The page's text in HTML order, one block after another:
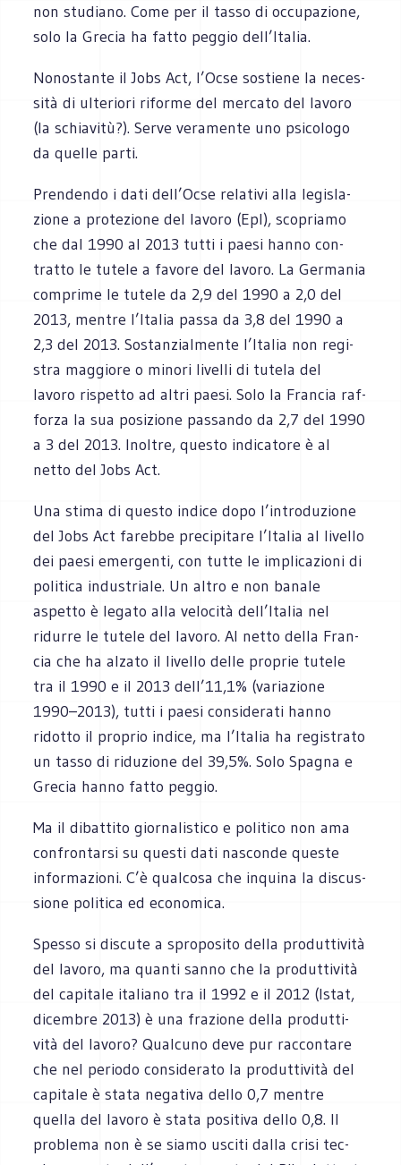
non stu­diano. Come per il tasso di occu­pa­zione,
solo la Gre­cia ha fatto peg­gio dell’Italia.
Nono­stante il Jobs Act, l’Ocse sostiene la neces­
sità di ulte­riori riforme del mer­cato del lavoro
(la schia­vitù?). Serve vera­mente uno psi­co­logo
da quelle parti.
Pren­dendo i dati dell’Ocse rela­tivi alla legi­sla­
zione a pro­te­zione del lavoro (Epl), sco­priamo
che dal 1990 al 2013 tutti i paesi hanno con­
tratto le tutele a favore del lavoro. La Ger­ma­nia
com­prime le tutele da 2,9 del 1990 a 2,0 del
2013, men­tre l’Italia passa da 3,8 del 1990 a
2,3 del 2013. Sostan­zial­mente l’Italia non regi­
stra mag­giore o minori livelli di tutela del
lavoro rispetto ad altri paesi. Solo la Fran­cia raf­
forza la sua posi­zione pas­sando da 2,7 del 1990
a 3 del 2013. Inol­tre, que­sto indi­ca­tore è al
netto del Jobs Act.
Una stima di que­sto indice dopo l’introduzione
del Jobs Act farebbe pre­ci­pi­tare l’Italia al livello
dei paesi emer­genti, con tutte le impli­ca­zioni di
poli­tica indu­striale. Un altro e non banale
aspetto è legato alla velo­cità dell’Italia nel
ridurre le tutele del lavoro. Al netto della Fran­
cia che ha alzato il livello delle pro­prie tutele
tra il 1990 e il 2013 dell’11,1% (varia­zione
1990–2013), tutti i paesi con­si­de­rati hanno
ridotto il pro­prio indice, ma l’Italia ha regi­strato
un tasso di ridu­zione del 39,5%. Solo Spa­gna e
Gre­cia hanno fatto peg­gio.
Ma il dibat­tito gior­na­li­stico e poli­tico non ama
con­fron­tarsi su que­sti dati nasconde que­ste
infor­ma­zioni. C’è qual­cosa che inquina la discus­
sione poli­tica ed economica.
Spesso si discute a spro­po­sito della pro­dut­ti­vità
del lavoro, ma quanti sanno che la pro­dut­ti­vità
del capi­tale ita­liano tra il 1992 e il 2012 (Istat,
dicem­bre 2013) è una fra­zione della pro­dut­ti­
vità del lavoro? Qual­cuno deve pur rac­con­tare
che nel periodo con­si­de­rato la pro­dut­ti­vità del
capi­tale è stata nega­tiva dello 0,7 men­tre
quella del lavoro è stata posi­tiva dello 0,8. Il
pro­blema non è se siamo usciti dalla crisi tec­